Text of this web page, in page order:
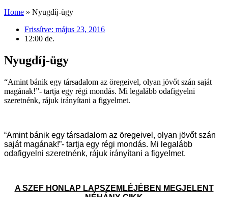
Home » Nyugdíj-ügy
Frissítve: május 23, 2016
12:00 de.
Nyugdíj-ügy
“Amint bánik egy társadalom az öregeivel, olyan jövőt szán saját
magának!”- tartja egy régi mondás. Mi legalább odafigyelni
szeretnénk, rájuk irányítani a figyelmet.
“Amint bánik egy társadalom az öregeivel, olyan jövőt szán
saját magának!”- tartja egy régi mondás. Mi legalább
odafigyelni szeretnénk, rájuk irányítani a figyelmet.
A SZEF HONLAP LAPSZEMLÉJÉBEN MEGJELENT